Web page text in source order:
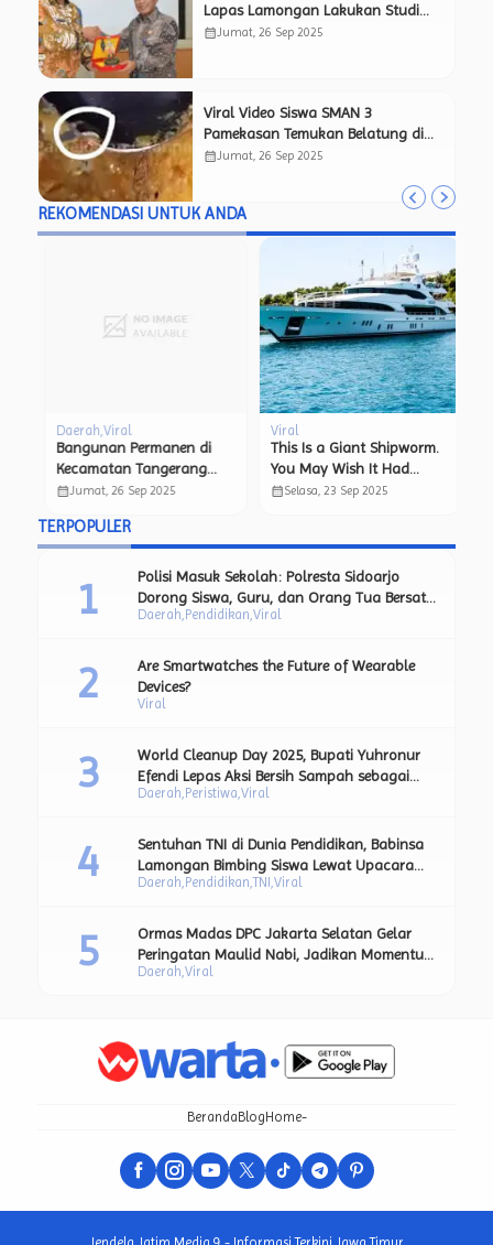
Lapas Lamongan Lakukan Studi
Tiru ke Lapas Mojokerto yang
calendar_monthJumat, 26 Sep 2025
Viral Video Siswa SMAN 3
Pamekasan Temukan Belatung di
Menu Makan Bergizi Gratis, Netizen
calendar_monthJumat, 26 Sep 2025
REKOMENDASI UNTUK ANDA
Daerah Viral
Bangunan Permanen di
Kecamatan Tangerang
diduga menjadi tempat
calendar_monthJumat, 26 Sep 2025
Viral
This Is a Giant Shipworm.
You May Wish It Had
Stayed In Its Tube.
calendar_monthSelasa, 23 Sep 2025
TERPOPULER
Daerah Pendidikan Viral
Polisi Masuk Sekolah: Polresta Sidoarjo
Dorong Siswa, Guru, dan Orang Tua Bersatu
Lawan Perundungan.
Viral
Are Smartwatches the Future of Wearable
Devices?
Daerah Peristiwa Viral
World Cleanup Day 2025, Bupati Yuhronur
Efendi Lepas Aksi Bersih Sampah sebagai
Bagian dari Upaya Strategis Pengurangan
Daerah Pendidikan TNI Viral
Sentuhan TNI di Dunia Pendidikan, Babinsa
Lamongan Bimbing Siswa Lewat Upacara
Bendera dan Pesan Moral Kebangsaan.
Daerah Viral
Ormas Madas DPC Jakarta Selatan Gelar
Peringatan Maulid Nabi, Jadikan Momentum
Teladani Akhlak Rasulullah SAW
BerandaBlogHome-